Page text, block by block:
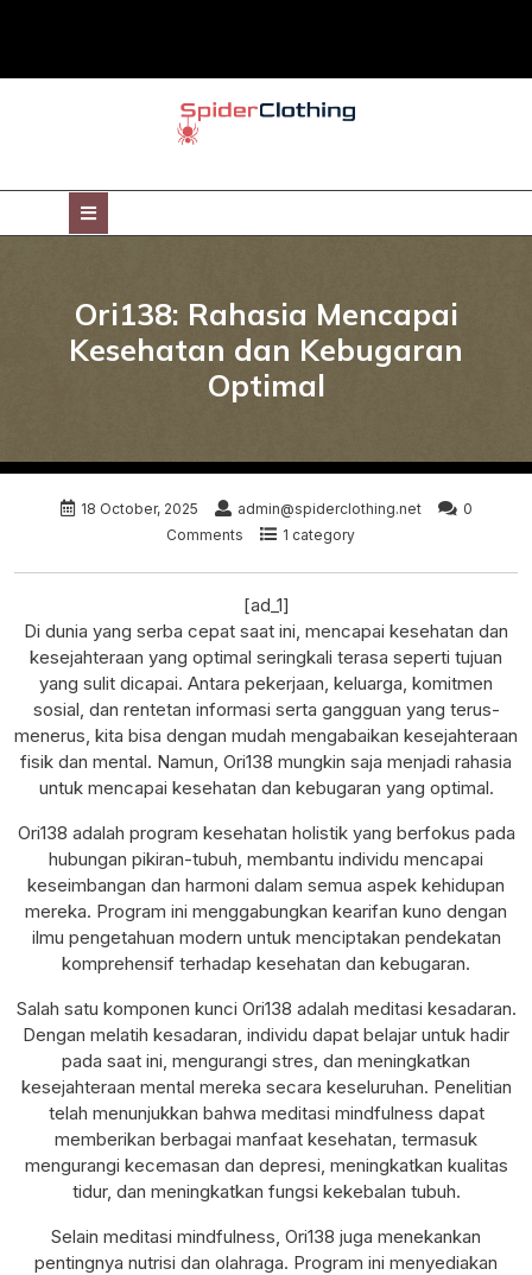
Ori138: Rahasia Mencapai
Kesehatan dan Kebugaran
Optimal
18 October, 2025 admin@spiderclothing.net
0
Comments
1 category
[ad_1]
Di dunia yang serba cepat saat ini, mencapai kesehatan dan
kesejahteraan yang optimal seringkali terasa seperti tujuan
yang sulit dicapai. Antara pekerjaan, keluarga, komitmen
sosial, dan rentetan informasi serta gangguan yang terus-
menerus, kita bisa dengan mudah mengabaikan kesejahteraan
fisik dan mental. Namun, Ori138 mungkin saja menjadi rahasia
untuk mencapai kesehatan dan kebugaran yang optimal.
Ori138 adalah program kesehatan holistik yang berfokus pada
hubungan pikiran-tubuh, membantu individu mencapai
keseimbangan dan harmoni dalam semua aspek kehidupan
mereka. Program ini menggabungkan kearifan kuno dengan
ilmu pengetahuan modern untuk menciptakan pendekatan
komprehensif terhadap kesehatan dan kebugaran.
Salah satu komponen kunci Ori138 adalah meditasi kesadaran.
Dengan melatih kesadaran, individu dapat belajar untuk hadir
pada saat ini, mengurangi stres, dan meningkatkan
kesejahteraan mental mereka secara keseluruhan. Penelitian
telah menunjukkan bahwa meditasi mindfulness dapat
memberikan berbagai manfaat kesehatan, termasuk
mengurangi kecemasan dan depresi, meningkatkan kualitas
tidur, dan meningkatkan fungsi kekebalan tubuh.
Selain meditasi mindfulness, Ori138 juga menekankan
pentingnya nutrisi dan olahraga. Program ini menyediakan